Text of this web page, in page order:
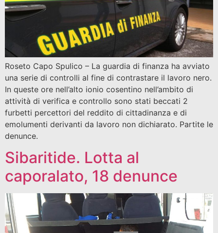
Roseto Capo Spulico – La guardia di finanza ha avviato
una serie di controlli al fine di contrastare il lavoro nero.
In queste ore nell’alto ionio cosentino nell’ambito di
attività di verifica e controllo sono stati beccati 2
furbetti percettori del reddito di cittadinanza e di
emolumenti derivanti da lavoro non dichiarato. Partite le
denunce.
Sibaritide. Lotta al
caporalato, 18 denunce